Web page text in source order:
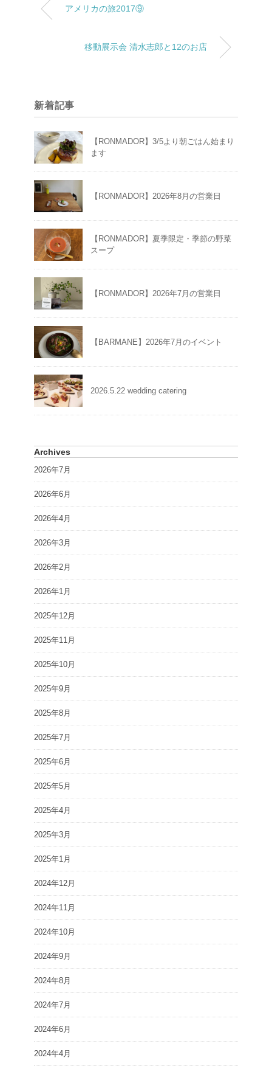
アメリカの旅2017⑨
移動展示会 清水志郎と12のお店
新着記事
【RONMADOR】3/5より朝ごはん始まり
ます
【RONMADOR】2026年8月の営業日
【RONMADOR】夏季限定・季節の野菜
スープ
【RONMADOR】2026年7月の営業日
【BARMANE】2026年7月のイベント
2026.5.22 wedding catering
Archives
2026年7月
2026年6月
2026年4月
2026年3月
2026年2月
2026年1月
2025年12月
2025年11月
2025年10月
2025年9月
2025年8月
2025年7月
2025年6月
2025年5月
2025年4月
2025年3月
2025年1月
2024年12月
2024年11月
2024年10月
2024年9月
2024年8月
2024年7月
2024年6月
2024年4月